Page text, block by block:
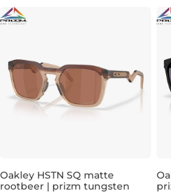
Oakley HSTN SQ matte
rootbeer | prizm tungsten